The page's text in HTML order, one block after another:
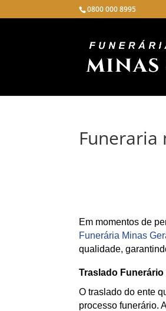
0800 000 8995
Funeraria
Em momentos de
Funerária Minas
qualidade,
Traslado Funerário
O traslado do ente
processo funerário.